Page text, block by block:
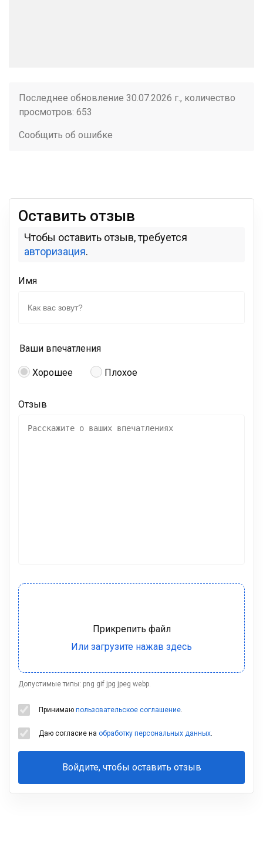
Последнее обновление 30.07.2026 г., количество
просмотров: 653
Сообщить об ошибке
Оставить отзыв
Чтобы оставить отзыв, требуется
авторизация.
Имя
Ваши впечатления
Хорошее Плохое
Отзыв
Допустимые типы: png gif jpg jpeg webp.
Принимаю пользовательское соглашение.
Даю согласие на обработку персональных данных.
Войдите, чтобы оставить отзыв
Ваша